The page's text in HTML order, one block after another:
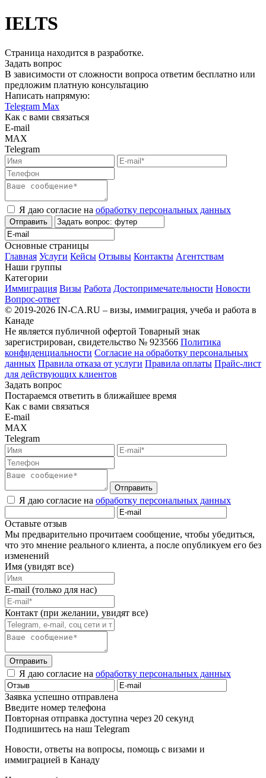
IELTS
Страница находится в разработке.
Задать вопрос
В зависимости от сложности вопроса ответим бесплатно или
предложим платную консультацию
Написать напрямую:
Telegram Max
Как с вами связаться
E-mail
MAX
Telegram
Я даю согласие на обработку персональных данных
Отправить
Основные страницы
Главная Услуги Кейсы Отзывы Контакты Агентствам
Наши группы
Категории
Иммиграция Визы Работа Достопримечательности Новости
Вопрос-ответ
© 2019-2026 IN-CA.RU – визы, иммиграция, учеба и работа в
Канаде
Не является публичной офертой Товарный знак
зарегистрирован, свидетельство № 923566 Политика
конфиденциальности Согласие на обработку персональных
данных Правила отказа от услуги Правила оплаты Прайс-лист
для действующих клиентов
Задать вопрос
Постараемся ответить в ближайшее время
Как с вами связаться
E-mail
MAX
Telegram
Отправить
Я даю согласие на обработку персональных данных
Оставьте отзыв
Мы предварительно прочитаем сообщение, чтобы убедиться,
что это мнение реального клиента, а после опубликуем его без
изменений
Имя (увидят все)
E-mail (только для нас)
Контакт (при желании, увидят все)
Отправить
Я даю согласие на обработку персональных данных
Заявка успешно отправлена
Введите номер телефона
Повторная отправка доступна через 20 секунд
Подпишитесь на наш Telegram
Новости, ответы на вопросы, помощь с визами и
иммиграцией в Канаду